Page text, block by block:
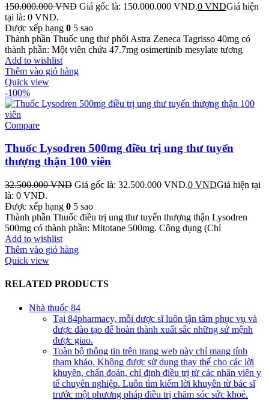
150.000.000VND Giá gốc là: 150.000.000 VND.0 VNDGiá hiện
tại là: 0 VND.
Được xếp hạng 0 5 sao
Thành phần Thuốc ung thư phổi Astra Zeneca Tagrisso 40mg có
thành phần: Một viên chứa 47.7mg osimertinib mesylate tương
Add to wishlist
Thêm vào giỏ hàng
Quick view
-100%
Compare
Thuốc Lysodren 500mg điều trị ung thư tuyến
thượng thận 100 viên
32.500.000VND Giá gốc là: 32.500.000 VND.0 VNDGiá hiện tại
là: 0 VND.
Được xếp hạng 0 5 sao
Thành phần Thuốc điều trị ung thư tuyến thượng thận Lysodren
500mg có thành phần: Mitotane 500mg. Công dụng (Chỉ
Add to wishlist
Thêm vào giỏ hàng
Quick view
RELATED PRODUCTS
Nhà thuốc 84
Tại 84pharmacy, mỗi dược sĩ luôn tận tâm phục vụ và
được đào tạo để hoàn thành xuất sắc những sứ mệnh
được giao.
Toàn bộ thông tin trên trang web này chỉ mang tính
tham khảo. Không được sử dụng thay thế cho các lời
khuyên, chẩn đoán, chỉ định điều trị từ các nhân viên y
tế chuyên nghiệp. Luôn tìm kiếm lời khuyên từ bác sĩ
trước một phương pháp điều trị chăm sóc sức khoẻ.